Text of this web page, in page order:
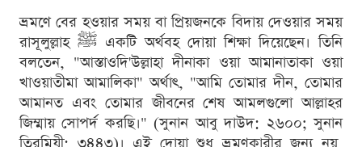
ভ্রমণে বের হওয়ার সময় বা প্রিয়জনকে বিদায় দেওয়ার সময়
রাসূলুল্লাহ ﷺ একটি অর্থবহ দোয়া শিক্ষা দিয়েছেন। তিনি
বলতেন, "আস্তাওদি'উল্লাহা দীনাকা ওয়া আমানাতাকা ওয়া
খাওয়াতীমা আমালিকা" অর্থাৎ, "আমি তোমার দীন, তোমার
আমানত এবং তোমার জীবনের শেষ আমলগুলো আল্লাহর
জিম্মায় সোপর্দ করছি।" (সুনান আবু দাউদ: ২৬০০; সুনান